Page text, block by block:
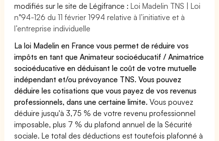
modifiés sur le site de Légifrance :Loi Madelin TNS | Loi
n°94-126 du 11 février 1994 relative à l’initiative et à
l’entreprise individuelle
La loi Madelin en France vous permet de réduire vos
impôts en tant que Animateur socioéducatif / Animatrice
socioéducative en déduisant le coût de votre mutuelle
indépendant et/ou prévoyance TNS. Vous pouvez
déduire les cotisations que vous payez de vos revenus
professionnels, dans une certaine limite.Vous pouvez
déduire jusqu'à 3,75 % de votre revenu professionnel
imposable, plus 7 % du plafond annuel de la Sécurité
sociale. Le total des déductions est toutefois plafonné à